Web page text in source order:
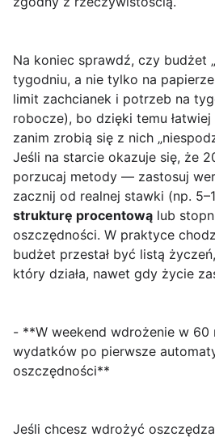
Na koniec sprawdź, czy budżet
tygodniu, a nie tylko na
limit zachcianek i potrzeb na
robocze), bo dzięki temu łatwiej
zanim zrobią się z nich
Jeśli na starcie okazuje się, że
porzucaj metody — zastosuj
zacznij od realnej stawki (np.
strukturę procentową lub
oszczędności. W praktyce
budżet przestał być listą
który działa, nawet gdy życie
- **W weekend wdrożenie w 60
wydatków po pierwsze
oszczędności**
Jeśli chcesz wdrożyć